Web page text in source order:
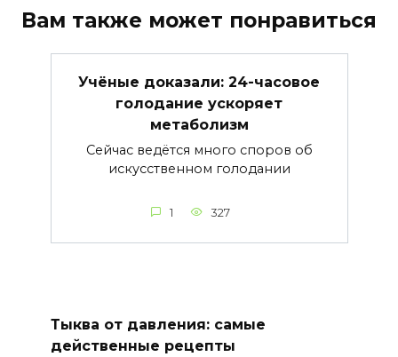
Вам также может понравиться
Учёные доказали: 24-часовое
голодание ускоряет
метаболизм
Сейчас ведётся много споров об
искусственном голодании
1 327
Тыква от давления: самые
действенные рецепты